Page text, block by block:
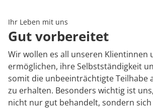
Ihr Leben mit uns
Gut vorbereitet
Wir wollen es all unseren Klientinnen
ermöglichen, ihre Selbstständigkeit
somit die unbeeinträchtigte Teilhabe
zu erhalten. Besonders wichtig ist
nicht nur gut behandelt, sondern